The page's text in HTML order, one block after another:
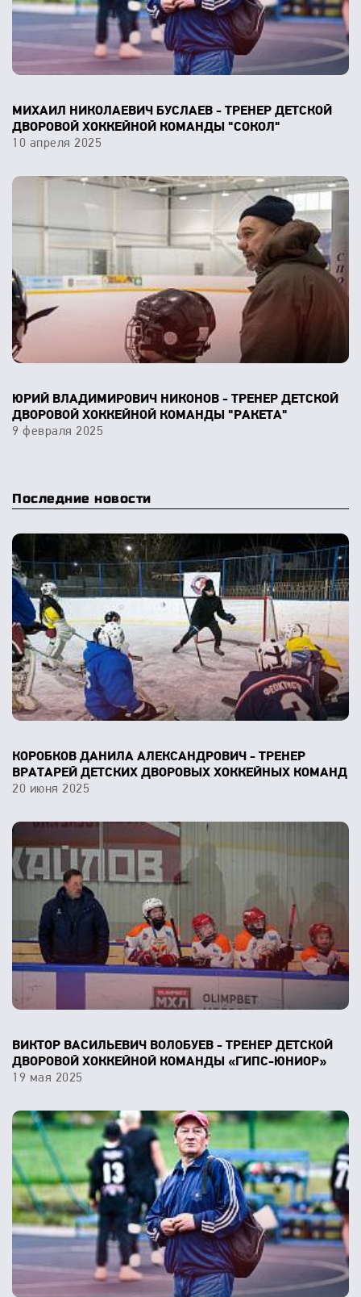
МИХАИЛ НИКОЛАЕВИЧ БУСЛАЕВ - ТРЕНЕР ДЕТСКОЙ
ДВОРОВОЙ ХОККЕЙНОЙ КОМАНДЫ "СОКОЛ"
10 апреля 2025
ЮРИЙ ВЛАДИМИРОВИЧ НИКОНОВ - ТРЕНЕР ДЕТСКОЙ
ДВОРОВОЙ ХОККЕЙНОЙ КОМАНДЫ "РАКЕТА"
9 февраля 2025
Последние новости
КОРОБКОВ ДАНИЛА АЛЕКСАНДРОВИЧ - ТРЕНЕР
ВРАТАРЕЙ ДЕТСКИХ ДВОРОВЫХ ХОККЕЙНЫХ КОМАНД
20 июня 2025
ВИКТОР ВАСИЛЬЕВИЧ ВОЛОБУЕВ - ТРЕНЕР ДЕТСКОЙ
ДВОРОВОЙ ХОККЕЙНОЙ КОМАНДЫ «ГИПС-ЮНИОР»
19 мая 2025